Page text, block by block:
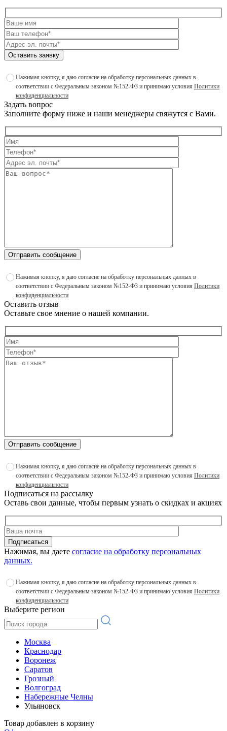
Оставить заявку
Нажимая кнопку, я даю согласие на обработку персональных данных в
соответствии с Федеральным законом №152-ФЗ и принимаю условия Политики
конфиденциальности
Задать вопрос
Заполните форму ниже и наши менеджеры свяжутся с Вами.
Отправить сообщение
Нажимая кнопку, я даю согласие на обработку персональных данных в
соответствии с Федеральным законом №152-ФЗ и принимаю условия Политики
конфиденциальности
Оставить отзыв
Оставьте свое мнение о нашей компании.
Отправить сообщение
Нажимая кнопку, я даю согласие на обработку персональных данных в
соответствии с Федеральным законом №152-ФЗ и принимаю условия Политики
конфиденциальности
Подписаться на рассылку
Оставь свои данные, чтобы первым узнать о скидках и акциях
Подписаться
Нажимая, вы даете согласие на обработку персональных
данных.
Нажимая кнопку, я даю согласие на обработку персональных данных в
соответствии с Федеральным законом №152-ФЗ и принимаю условия Политики
конфиденциальности
Выберите регион
Москва
Краснодар
Воронеж
Саратов
Грозный
Волгоград
Набережные Челны
Ульяновск
Товар добавлен в корзину